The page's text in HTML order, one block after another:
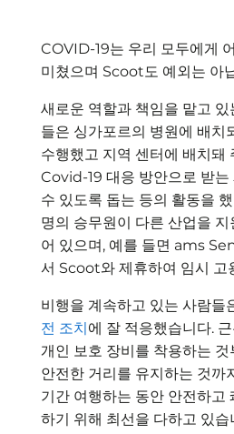
COVID-19는 우리 모두에게
미쳤으며 Scoot도 예외는 아
새로운 역할과 책임을 맡고
들은 싱가포르의 병원에 배치
수행했고 지역 센터에 배치돼
Covid-19 대응 방안으로 받는
수 있도록 돕는 등의 활동을
명의 승무원이 다른 산업을
어 있으며, 예를 들면 ams
서 Scoot와 제휴하여 임시 고
비행을 계속하고 있는 사람들
전 조치에 잘 적응했습니다.
개인 보호 장비를 착용하는
안전한 거리를 유지하는 것까
기간 여행하는 동안 안전하고
하기 위해 최선을 다하고 있습